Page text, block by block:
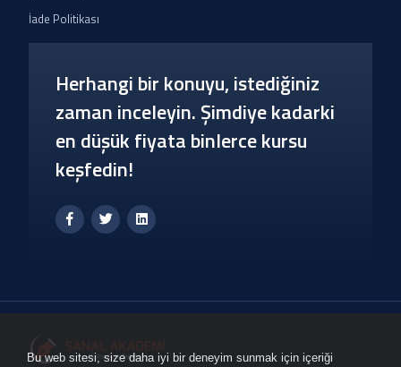
Bu web sitesi, size daha iyi bir deneyim sunmak için içeriği
İade Politikası
Herhangi bir konuyu, istediğiniz
zaman inceleyin. Şimdiye kadarki
en düşük fiyata binlerce kursu
keşfedin!